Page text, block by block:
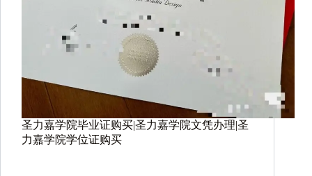
圣力嘉学院毕业证购买|圣力嘉学院文凭办理|圣
力嘉学院学位证购买